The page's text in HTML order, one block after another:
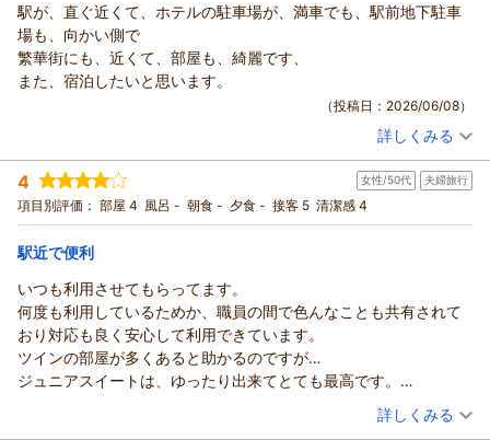
なお言葉への
期待を裏切ることが無いよう邁進してまいりますので､
帯広へお越しの際は､私どもリッチモンドホテル帯広駅前を
ご愛顧いただけますと幸いでございます。
お客さまとまたお会いできる日を心よりお待ち申し上げており
支配人
（返信日：2026/06/12）
目の前で焼き上げる熱々の豚丼は、十勝ならではの味覚をお客
様にお届けしたいという私どものこだわりのメニューでござい
ます。
お客様より「絶品」とのお言葉をいただけましたことは何より
宿泊税のご返金対応につきましても、わざわざお触れいただき
恐縮でございます。
私どもの手違いにより、ご迷惑をおかけしてしまったにもかか
わらず、「丁寧に対応してくれた」と温かく受け止めていただ
き、スタッフ一同深く救われる思いでございます。
お客様からの信頼を裏切ることのないよう、今後とも誠実な対
いただきましたご投稿に甘んじることなく更なるサービスの向
上に努めてまいります。
頻繁にお越しいただくことは難しいかと存じますが、次回また
帯広へお越しの際にもリッチモンドホテル帯広駅前をお選びい
ただけましたら嬉しい限りでございます。
またお会いできる日をスタッフ一同心より楽しみにお待ち申し
この度はリッチモンドホテル帯広駅前へご宿泊いただきまして
誠にありがとうございます。
立地につきまして、便利にご利用いただけた様子が伺え、嬉し
く存じます。
仰る通り、私どものホテルは帯広駅の目の前、信号を渡ってす
ぐの場所に位置しておりますので、電車でお越しのお客様や大
きなお荷物をお持ちのお客様には、大変スムーズに移動してい
ただける好立地となっております。
また、客室に関しましても「清潔で快適」とお褒めいただき、
日々の清掃に励むスタッフ一同、大変励みになっております。
今後もいただいたお声に甘んじることなく清潔な空間を提供で
今回は朝食をお召し上がりにならなかったとのことですが、私
どもでは十勝の新鮮な食材をふんだんに使ったバイキングをご
用意しております。
ライブキッチンで焼き上げる本場の豚丼や海鮮丼など、大変人
気のメニューを揃えておりますので、次回お越しの際にはぜひ
自慢の朝食もお楽しみいただけますと幸いでございます。
駅が、直ぐ近くて、ホテルの駐車場が、満車でも、駅前地下駐車
場も、向かい側で
繁華街にも、近くて、部屋も、綺麗です、
また、宿泊したいと思います。
（投稿日：2026/06/08）
投稿者： タロウさん(男性/60代)
宿泊プラン： 【ビジネス・レジャー・一人旅】悩んだらこれ！！ベーシック
素泊まりプラン -食事なし-
ダブル 食事なし
宿泊価格帯： 6,001～7,000円(大人一人あたり/税込)
この度はリッチモンドホテル帯広駅前へご宿泊いただきまして
誠にありがとうございます。
ご滞在中は快適にお過ごしいただけたようで安心いたしました｡
また沢山のお褒めのお言葉をお寄せいただき､恐縮ながら嬉しく
存じます｡
今回お客様にご利用いただいた駐車場は､私どもの提携駐車場で
詳しくみる
4 女性/50代 夫婦旅行
項目別評価： 部屋 4 風呂 - 朝食 - 夕食 - 接客 5 清潔感 4
駅近で便利
いつも利用させてもらってます。
何度も利用しているためか、職員の間で色んなことも共有されて
おり対応も良く安心して利用できています。
ツインの部屋が多くあると助かるのですが…
ジュニアスイートは、ゆったり出来てとても最高です。
（投稿日：2026/06/07）
詳しくみる